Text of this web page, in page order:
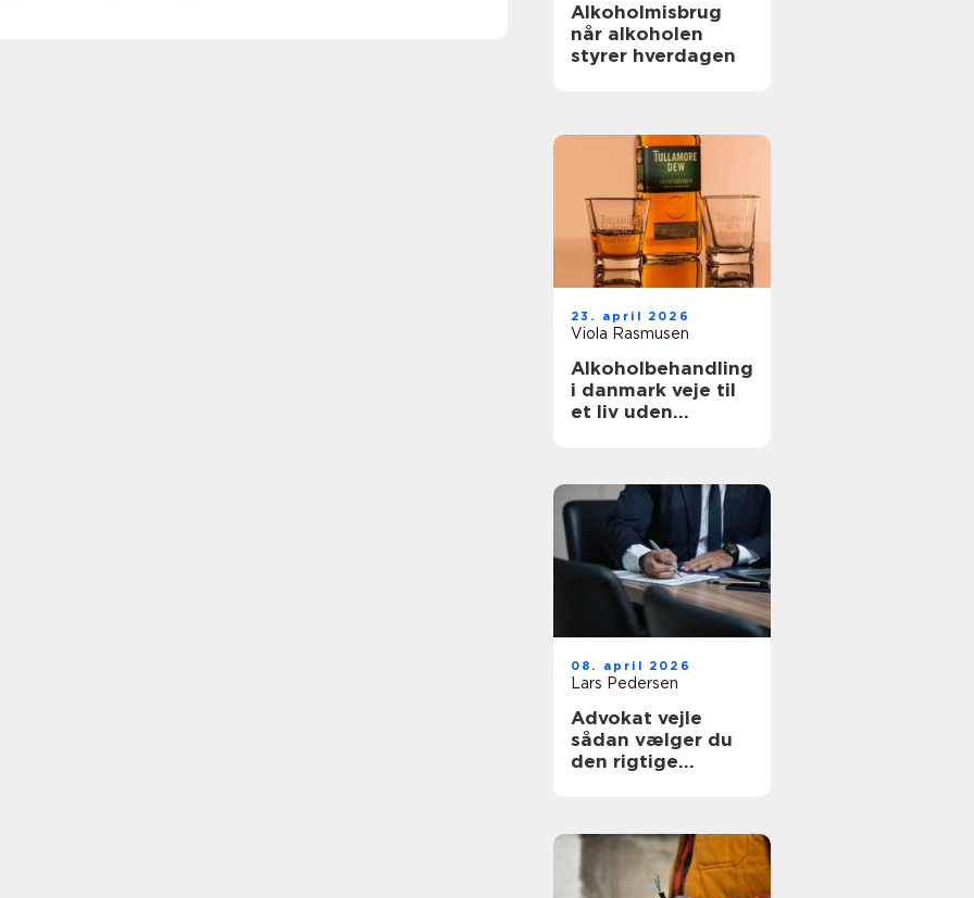
Alkoholmisbrug
når alkoholen
styrer hverdagen
23. april 2026
Viola Rasmusen
Alkoholbehandling
i danmark veje til
et liv uden
08. april 2026
Lars Pedersen
Advokat vejle
sådan vælger du
den rigtige